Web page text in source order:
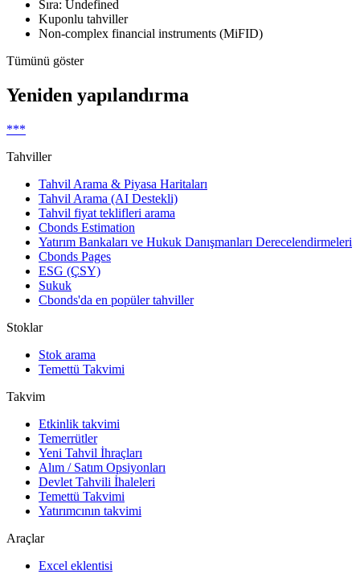
Sıra: Undefined
Kuponlu tahviller
Non-complex financial instruments (MiFID)
Tümünü göster
Yeniden yapılandırma
***
Tahviller
Tahvil Arama & Piyasa Haritaları
Tahvil Arama (AI Destekli)
Tahvil fiyat teklifleri arama
Cbonds Estimation
Yatırım Bankaları ve Hukuk Danışmanları Derecelendirmeleri
Cbonds Pages
ESG (ÇSY)
Sukuk
Cbonds'da en popüler tahviller
Stoklar
Stok arama
Temettü Takvimi
Takvim
Etkinlik takvimi
Temerrütler
Yeni Tahvil İhraçları
Alım / Satım Opsiyonları
Devlet Tahvili İhaleleri
Temettü Takvimi
Yatırımcının takvimi
Araçlar
Excel eklentisi